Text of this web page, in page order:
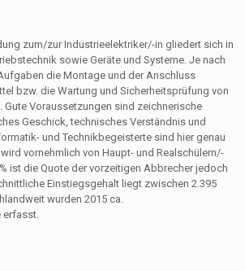
zum/zur Industrieelektriker/-in gliedert sich in
sowie Geräte und Systeme. Je nach
die Montage und der Anschluss
bzw. die Wartung und Sicherheitsprüfung von
Gute Voraussetzungen sind zeichnerische
Geschick, technisches Verständnis und
und Technikbegeisterte sind hier genau
vornehmlich von Haupt- und Realschülern/-
ist die Quote der vorzeitigen Abbrecher jedoch
Einstiegsgehalt liegt zwischen 2.395
wurden 2015 ca.
erfasst.